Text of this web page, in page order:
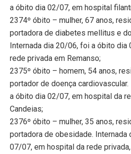
a óbito dia 02/07, em hospital
2374º óbito – mulher, 67 anos,
portadora de diabetes mellitus e
Internada dia 20/06, foi a óbito dia
rede privada em Remanso;
2375º óbito – homem, 54 anos,
portador de doença
a óbito dia 02/07, em hospital da
Candeias;
2376º óbito – mulher, 35 anos,
portadora de obesidade.
07/07, em hospital da rede